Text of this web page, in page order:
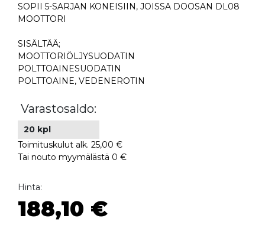
SOPII 5-SARJAN KONEISIIN, JOISSA DOOSAN DL08
MOOTTORI
SISÄLTÄÄ;
MOOTTORIÖLJYSUODATIN
POLTTOAINESUODATIN
POLTTOAINE, VEDENEROTIN
Varastosaldo:
20 kpl
Toimituskulut alk. 25,00 €
Tai nouto myymälästä 0 €
Hinta:
188,10 €